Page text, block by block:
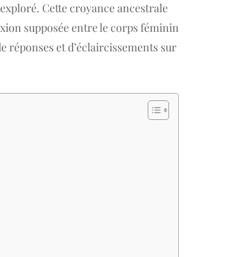
Cette croyance ancestrale
supposée entre le corps féminin
réponses et d’éclaircissements sur